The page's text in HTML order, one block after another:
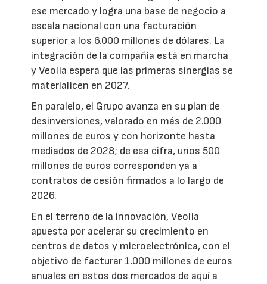
ese mercado y logra una base de negocio a
escala nacional con una facturación
superior a los 6.000 millones de dólares. La
integración de la compañía está en marcha
y Veolia espera que las primeras sinergias se
materialicen en 2027.
En paralelo, el Grupo avanza en su plan de
desinversiones, valorado en más de 2.000
millones de euros y con horizonte hasta
mediados de 2028; de esa cifra, unos 500
millones de euros corresponden ya a
contratos de cesión firmados a lo largo de
2026.
En el terreno de la innovación, Veolia
apuesta por acelerar su crecimiento en
centros de datos y microelectrónica, con el
objetivo de facturar 1.000 millones de euros
anuales en estos dos mercados de aquí a